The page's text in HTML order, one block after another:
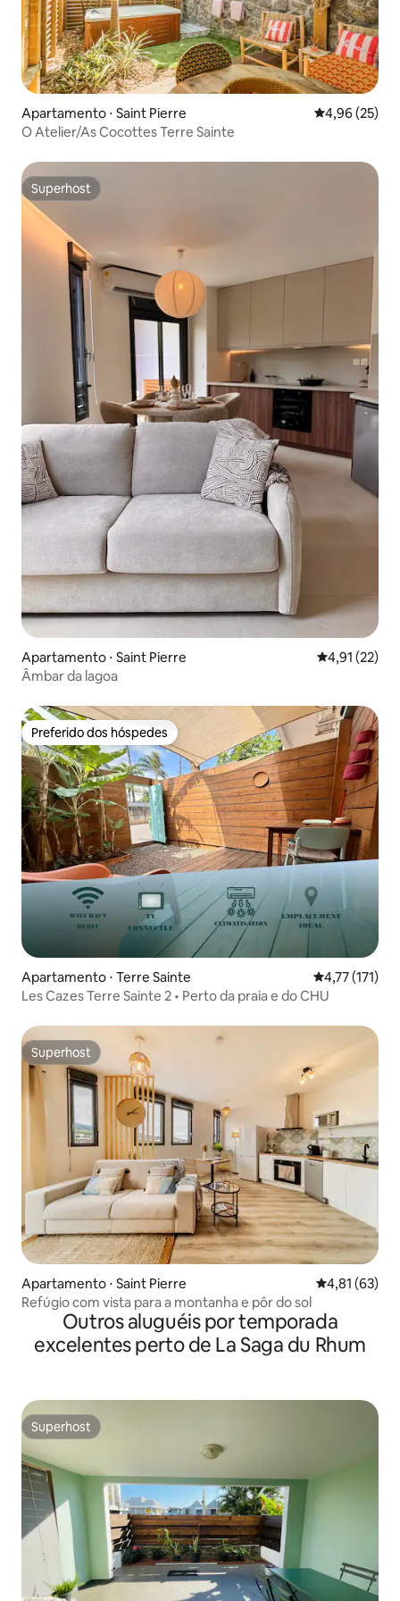
Apartamento ⋅ Saint Pierre 4,96 de uma
4,96 (25)
O Atelier/As Cocottes Terre Sainte
Superhost
Superhost
Apartamento ⋅ Saint Pierre 4,91 de uma
4,91 (22)
Âmbar da lagoa
Preferido dos hóspedes
Preferido dos hóspedes
Apartamento ⋅ Terre Sainte 4,77 de uma
4,77 (171)
Les Cazes Terre Sainte 2 • Perto da praia e do CHU
Superhost
Superhost
Apartamento ⋅ Saint Pierre 4,81 de uma
4,81 (63)
Refúgio com vista para a montanha e pôr do sol
Outros aluguéis por temporada
excelentes perto de La Saga du Rhum
Superhost
Superhost